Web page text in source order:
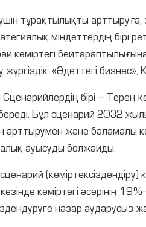
үшін тұрақтылықты арттыруға,
міндеттердің бірі
көміртегі
«Әдеттегі бизнес»,
Сценарийлердің бірі – Терең
береді. Бұл сценарий 2032
арттырумен және баламалы
ауысуды болжайды.
көміртегі әсерінің
назар аударусыз